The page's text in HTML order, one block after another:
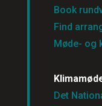
Book
Find
Møde- og
Det